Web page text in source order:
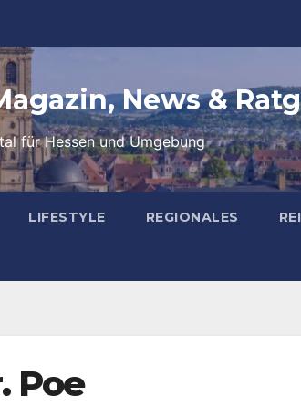
News &
für Hessen und Umgebung
LIFESTYLE REGIONALES
Poe